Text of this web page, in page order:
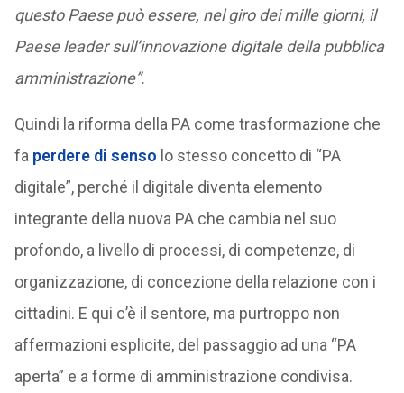
questo Paese può essere, nel giro dei mille giorni, il
Paese leader sull’innovazione digitale della pubblica
amministrazione”.
Quindi la riforma della PA come trasformazione che
fa perdere di senso lo stesso concetto di “PA
digitale”, perché il digitale diventa elemento
integrante della nuova PA che cambia nel suo
profondo, a livello di processi, di competenze, di
organizzazione, di concezione della relazione con i
cittadini. E qui c’è il sentore, ma purtroppo non
affermazioni esplicite, del passaggio ad una “PA
aperta” e a forme di amministrazione condivisa.